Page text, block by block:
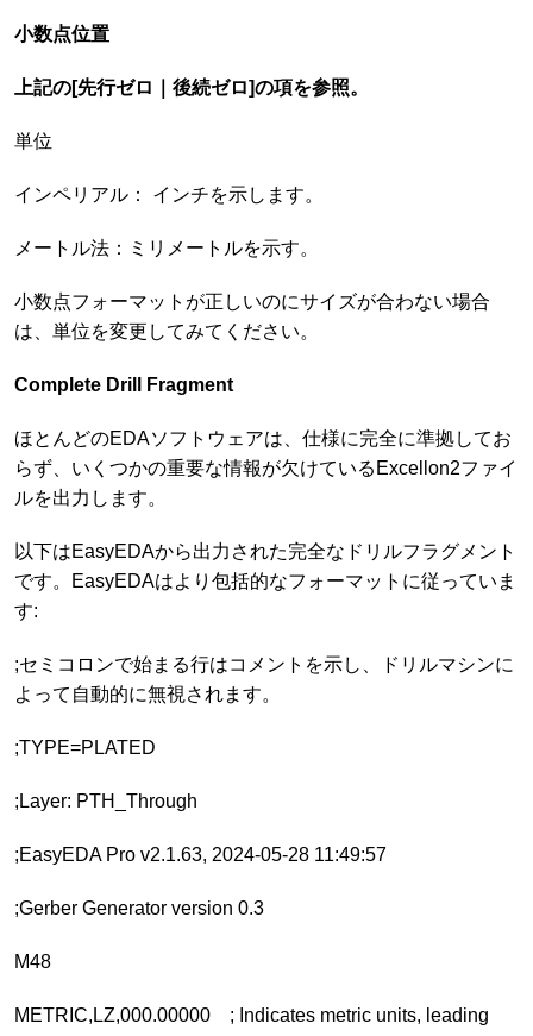
小数点位置
上記の[先行ゼロ｜後続ゼロ]の項を参照。
単位
インペリアル： インチを示します。
メートル法：ミリメートルを示す。
小数点フォーマットが正しいのにサイズが合わない場合
は、単位を変更してみてください。
Complete Drill Fragment
ほとんどのEDAソフトウェアは、仕様に完全に準拠してお
らず、いくつかの重要な情報が欠けているExcellon2ファイ
ルを出力します。
以下はEasyEDAから出力された完全なドリルフラグメント
です。EasyEDAはより包括的なフォーマットに従っていま
す:
;セミコロンで始まる行はコメントを示し、ドリルマシンに
よって自動的に無視されます。
;TYPE=PLATED
;Layer: PTH_Through
;EasyEDA Pro v2.1.63, 2024-05-28 11:49:57
;Gerber Generator version 0.3
M48
METRIC,LZ,000.00000 ; Indicates metric units, leading